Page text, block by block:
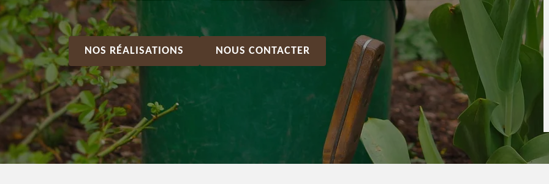
NOS RÉALISATIONS NOUS CONTACTER